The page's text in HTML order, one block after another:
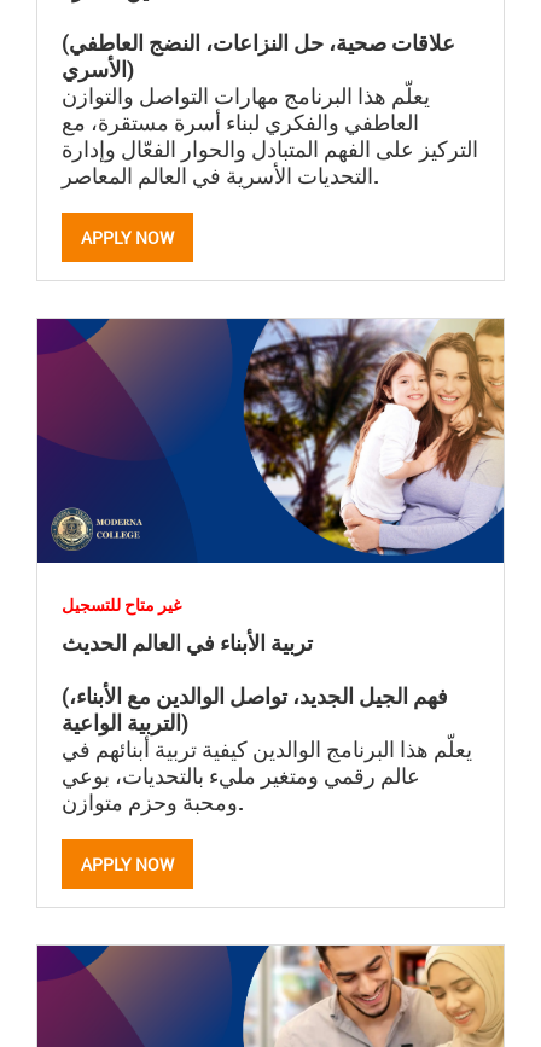
(علاقات صحية، حل النزاعات، النضج العاطفي
الأسري)
يعلّم هذا البرنامج مهارات التواصل والتوازن
العاطفي والفكري لبناء أسرة مستقرة، مع
التركيز على الفهم المتبادل والحوار الفعّال وإدارة
التحديات الأسرية في العالم المعاصر.
APPLY NOW
غير متاح للتسجيل
تربية الأبناء في العالم الحديث
(فهم الجيل الجديد، تواصل الوالدين مع الأبناء،
التربية الواعية)
يعلّم هذا البرنامج الوالدين كيفية تربية أبنائهم في
عالم رقمي ومتغير مليء بالتحديات، بوعي
ومحبة وحزم متوازن.
APPLY NOW